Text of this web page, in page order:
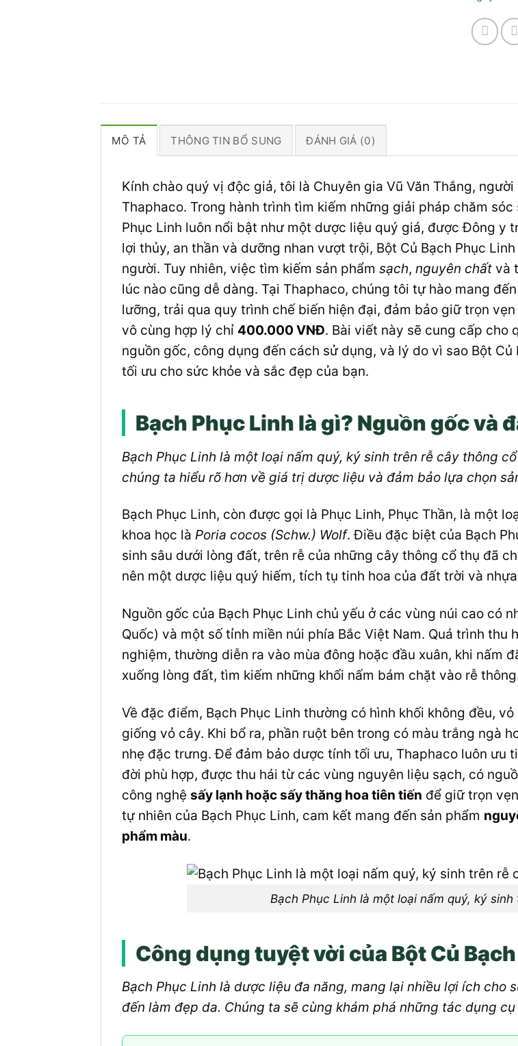
MÔ TẢ THÔNG TIN BỔ SUNG ĐÁNH GIÁ (0)
Kính chào quý vị độc giả, tôi là Chuyên gia Vũ Văn Thắng,
Thaphaco. Trong hành trình tìm kiếm những giải pháp chăm
Phục Linh luôn nổi bật như một dược liệu quý giá, được Đông y
lợi thủy, an thần và dưỡng nhan vượt trội, Bột Củ Bạch Phục
người. Tuy nhiên, việc tìm kiếm sản phẩm sạch, nguyên chất và
lúc nào cũng dễ dàng. Tại Thaphaco, chúng tôi tự hào mang
lưỡng, trải qua quy trình chế biến hiện đại, đảm bảo giữ trọn
vô cùng hợp lý chỉ 400.000 VNĐ. Bài viết này sẽ cung cấp cho
nguồn gốc, công dụng đến cách sử dụng, và lý do vì sao Bột
tối ưu cho sức khỏe và sắc đẹp của bạn.
Bạch Phục Linh là gì? Nguồn gốc và
Bạch Phục Linh là một loại nấm quý, ký sinh trên rễ cây thông
chúng ta hiểu rõ hơn về giá trị dược liệu và đảm bảo lựa chọn
Bạch Phục Linh, còn được gọi là Phục Linh, Phục Thần, là một
khoa học là Poria cocos (Schw.) Wolf. Điều đặc biệt của Bạch
sinh sâu dưới lòng đất, trên rễ của những cây thông cổ thụ đã
nên một dược liệu quý hiếm, tích tụ tinh hoa của đất trời và
Nguồn gốc của Bạch Phục Linh chủ yếu ở các vùng núi cao có
Quốc) và một số tỉnh miền núi phía Bắc Việt Nam. Quá trình thu
nghiệm, thường diễn ra vào mùa đông hoặc đầu xuân, khi nấm
xuống lòng đất, tìm kiếm những khối nấm bám chặt vào rễ
Về đặc điểm, Bạch Phục Linh thường có hình khối không đều,
giống vỏ cây. Khi bổ ra, phần ruột bên trong có màu trắng ngà
nhẹ đặc trưng. Để đảm bảo dược tính tối ưu, Thaphaco luôn ưu
đời phù hợp, được thu hái từ các vùng nguyên liệu sạch, có
công nghệ sấy lạnh hoặc sấy thăng hoa tiên tiến để giữ trọn
tự nhiên của Bạch Phục Linh, cam kết mang đến sản phẩm
phẩm màu.
Bạch Phục Linh là một loại nấm quý, ký
Công dụng tuyệt vời của Bột Củ
Bạch Phục Linh là dược liệu đa năng, mang lại nhiều lợi ích cho
đến làm đẹp da. Chúng ta sẽ cùng khám phá những tác dụng cụ